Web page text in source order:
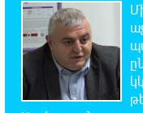
ԱՄՆ
դեմ պատժամիջոցների
0:00:14 8-